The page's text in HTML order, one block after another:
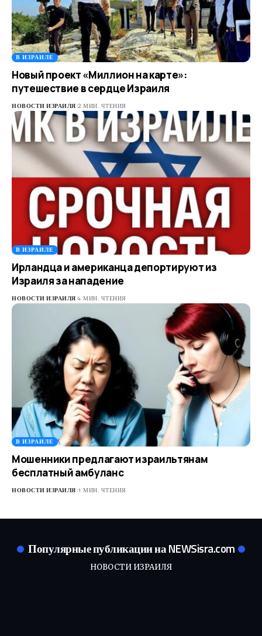
В ИЗРАИЛЕ
Новый проект «Миллион на карте»:
путешествие в сердце Израиля
НОВОСТИ ИЗРАИЛЯ 2 МИН. ЧТЕНИЯ
В ИЗРАИЛЕ
Ирландца и американца депортируют из
Израиля за нападение
НОВОСТИ ИЗРАИЛЯ 4 МИН. ЧТЕНИЯ
В ИЗРАИЛЕ
Мошенники предлагают израильтянам
бесплатный амбуланс
НОВОСТИ ИЗРАИЛЯ 1 МИН. ЧТЕНИЯ
Популярные публикации на NEWSisra.com
НОВОСТИ ИЗРАИЛЯ